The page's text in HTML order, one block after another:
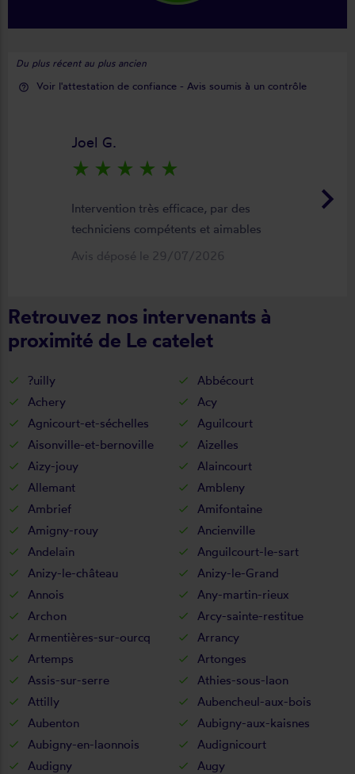
Du plus récent au plus ancien
help_outline Voir l'attestation de confiance - Avis soumis à un contrôle
keyboard_arrow_right
Joel G.
star_rate star_rate star_rate star_rate star_rate
Intervention très efficace, par des
techniciens compétents et aimables
Avis déposé le 29/07/2026
Retrouvez nos intervenants à
proximité de Le catelet
?uilly
Abbécourt
Achery
Acy
Agnicourt-et-séchelles
Aguilcourt
Aisonville-et-bernoville
Aizelles
Aizy-jouy
Alaincourt
Allemant
Ambleny
Ambrief
Amifontaine
Amigny-rouy
Ancienville
Andelain
Anguilcourt-le-sart
Anizy-le-château
Anizy-le-Grand
Annois
Any-martin-rieux
Archon
Arcy-sainte-restitue
Armentières-sur-ourcq
Arrancy
Artemps
Artonges
Assis-sur-serre
Athies-sous-laon
Attilly
Aubencheul-aux-bois
Aubenton
Aubigny-aux-kaisnes
Aubigny-en-laonnois
Audignicourt
Audigny
Augy